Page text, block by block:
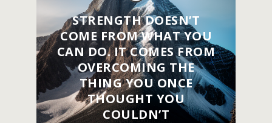
STRENGTH DOESN’T
COME FROM WHAT YOU
CAN DO. IT COMES FROM
OVERCOMING THE
THING YOU ONCE
THOUGHT YOU
COULDN’T